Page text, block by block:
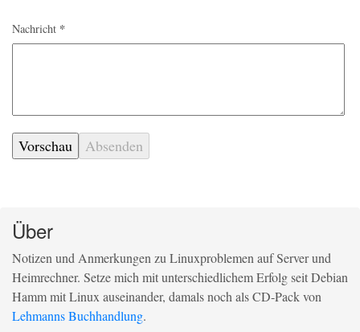
Nachricht *
Über
Notizen und Anmerkungen zu Linuxproblemen auf Server und
Heimrechner. Setze mich mit unterschiedlichem Erfolg seit Debian
Hamm mit Linux auseinander, damals noch als CD-Pack von
Lehmanns Buchhandlung.